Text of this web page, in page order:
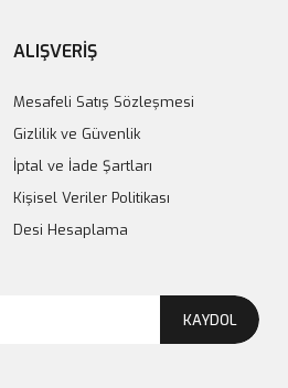
ALIŞVERİŞ
Mesafeli Satış Sözleşmesi
Gizlilik ve Güvenlik
İptal ve İade Şartları
Kişisel Veriler Politikası
Desi Hesaplama
KAYDOL